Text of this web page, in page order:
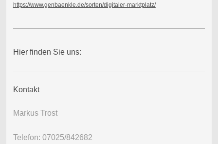
https://www.genbaenkle.de/sorten/digitaler-marktplatz/
Hier finden Sie uns:
Kontakt
Markus Trost
Telefon: 07025/842682